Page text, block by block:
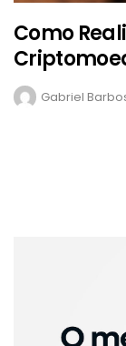
Como
Gabriel